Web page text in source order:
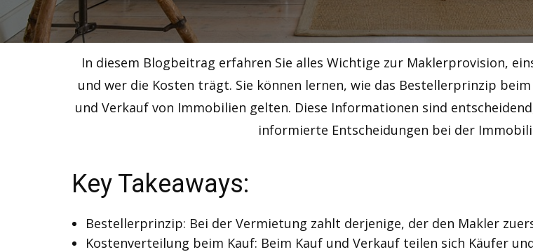
In diesem Blogbeitrag erfahren Sie alles Wichtige zur Maklerprovision,
und wer die Kosten trägt. Sie können lernen, wie das Bestellerprinzip
und Verkauf von Immobilien gelten. Diese Informationen sind
informierte Entscheidungen bei der
Key Takeaways:
Bestellerprinzip: Bei der Vermietung zahlt derjenige, der den Makler
Kostenverteilung beim Kauf: Beim Kauf und Verkauf teilen sich Käufer